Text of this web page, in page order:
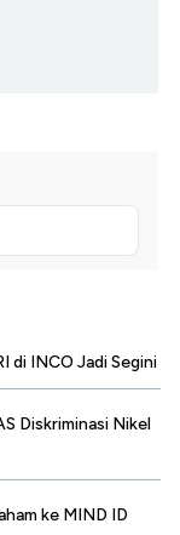
di INCO Jadi Segini
Diskriminasi Nikel
ke MIND ID